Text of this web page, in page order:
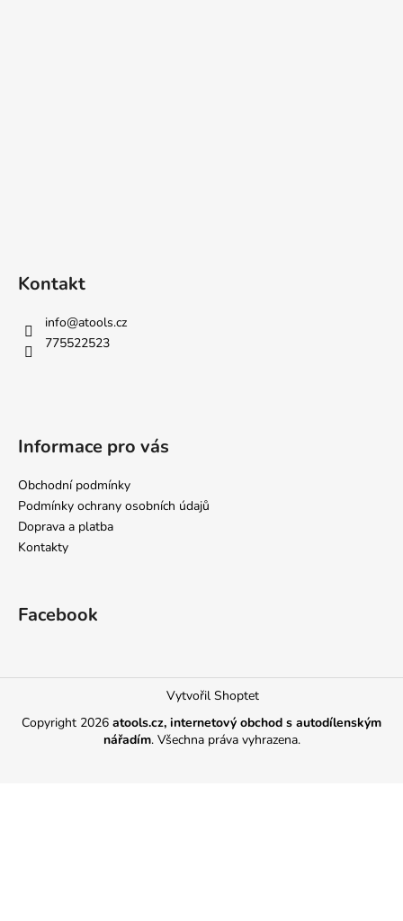
Kontakt
info@atools.cz
775522523
Informace pro vás
Obchodní podmínky
Podmínky ochrany osobních údajů
Doprava a platba
Kontakty
Facebook
Vytvořil Shoptet
Copyright 2026 atools.cz, internetový obchod s autodílenským
nářadím. Všechna práva vyhrazena.